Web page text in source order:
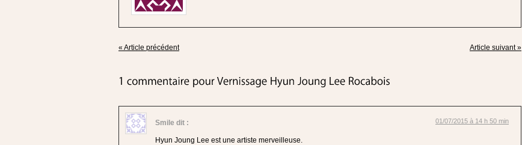
« Article précédent Article suivant »
Smile dit : 01/07/2015 à 14 h 50 min
Hyun Joung Lee est une artiste merveilleuse.